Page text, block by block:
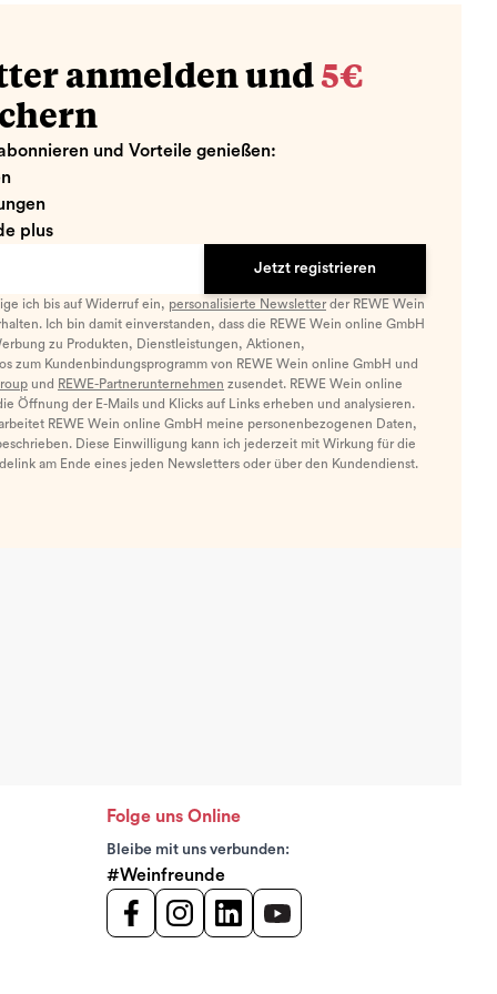
anmelden und 5€
und Vorteile genießen:
plus
Jetzt registrieren
ich bis auf Widerruf ein, personalisierte Newsletterder REWE Wein
Ich bin damit einverstanden, dass die REWE Wein online GmbH
zu Produkten, Dienstleistungen, Aktionen,
zum Kundenbindungsprogramm von REWE Wein online GmbH und
und REWE-Partnerunternehmen zusendet. REWE Wein online
Öffnung der E-Mails und Klicks auf Links erheben und analysieren.
REWE Wein online GmbH meine personenbezogenen Daten,
Diese Einwilligung kann ich jederzeit mit Wirkung für die
am Ende eines jeden Newsletters oder über den Kundendienst.
Folge uns Online
Bleibe mit uns verbunden:
#Weinfreunde